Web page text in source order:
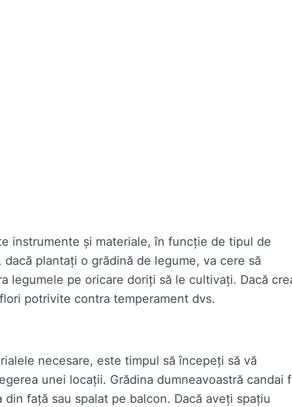
instrumente și materiale, în funcție de tipul de
plantați o grădină de legume, va cere să
legumele pe oricare doriți să le cultivați. Dacă
potrivite contra temperament dvs.
necesare, este timpul să începeți să vă
unei locații. Grădina dumneavoastră candai
față sau spalat pe balcon. Dacă aveți spațiu